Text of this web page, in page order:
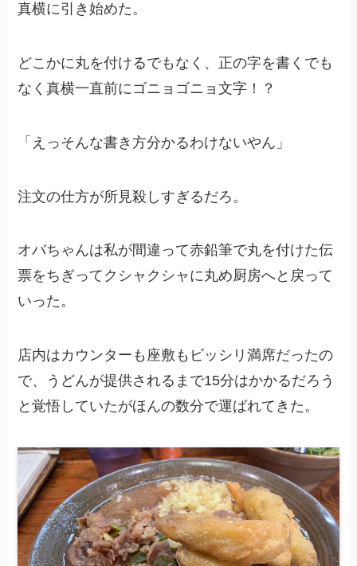
真横に引き始めた。
どこかに丸を付けるでもなく、正の字を書くでも
なく真横一直前にゴニョゴニョ文字！？
「えっそんな書き方分かるわけないやん」
注文の仕方が所見殺しすぎるだろ。
オバちゃんは私が間違って赤鉛筆で丸を付けた伝
票をちぎってクシャクシャに丸め厨房へと戻って
いった。
店内はカウンターも座敷もビッシリ満席だったの
で、うどんが提供されるまで15分はかかるだろう
と覚悟していたがほんの数分で運ばれてきた。